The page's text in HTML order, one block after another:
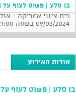
בן סלע | פשוט לעוף על
בית ציוני אמריקה -
09/03/2024 בשעה 21:00
אודות האירוע
בן סלע | פשוט לעוף